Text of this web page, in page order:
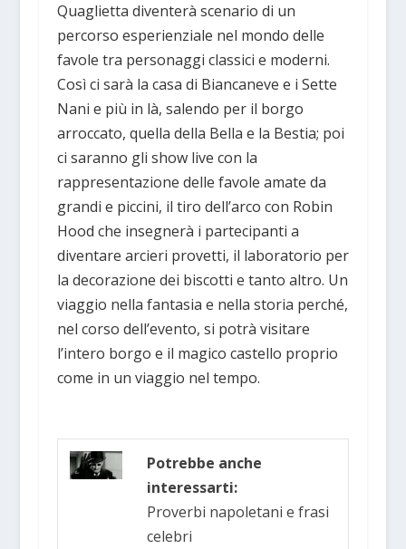
Quaglietta diventerà scenario di un
percorso esperienziale nel mondo delle
favole tra personaggi classici e moderni.
Così ci sarà la casa di Biancaneve e i Sette
Nani e più in là, salendo per il borgo
arroccato, quella della Bella e la Bestia; poi
ci saranno gli show live con la
rappresentazione delle favole amate da
grandi e piccini, il tiro dell’arco con Robin
Hood che insegnerà i partecipanti a
diventare arcieri provetti, il laboratorio per
la decorazione dei biscotti e tanto altro. Un
viaggio nella fantasia e nella storia perché,
nel corso dell’evento, si potrà visitare
l’intero borgo e il magico castello proprio
come in un viaggio nel tempo.
Potrebbe anche
interessarti:
Proverbi napoletani e frasi
celebri